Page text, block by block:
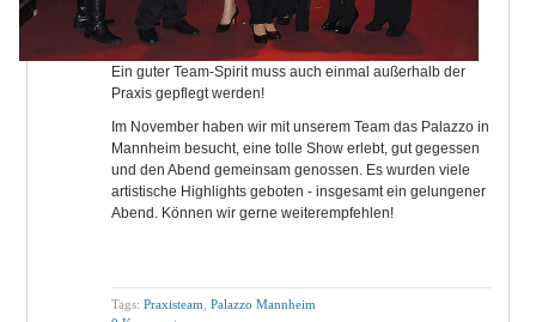
Ein guter Team-Spirit muss auch einmal außerhalb der
Praxis gepflegt werden!
Im November haben wir mit unserem Team das Palazzo in
Mannheim besucht, eine tolle Show erlebt, gut gegessen
und den Abend gemeinsam genossen. Es wurden viele
artistische Highlights geboten - insgesamt ein gelungener
Abend. Können wir gerne weiterempfehlen!
Tags:Praxisteam,Palazzo Mannheim